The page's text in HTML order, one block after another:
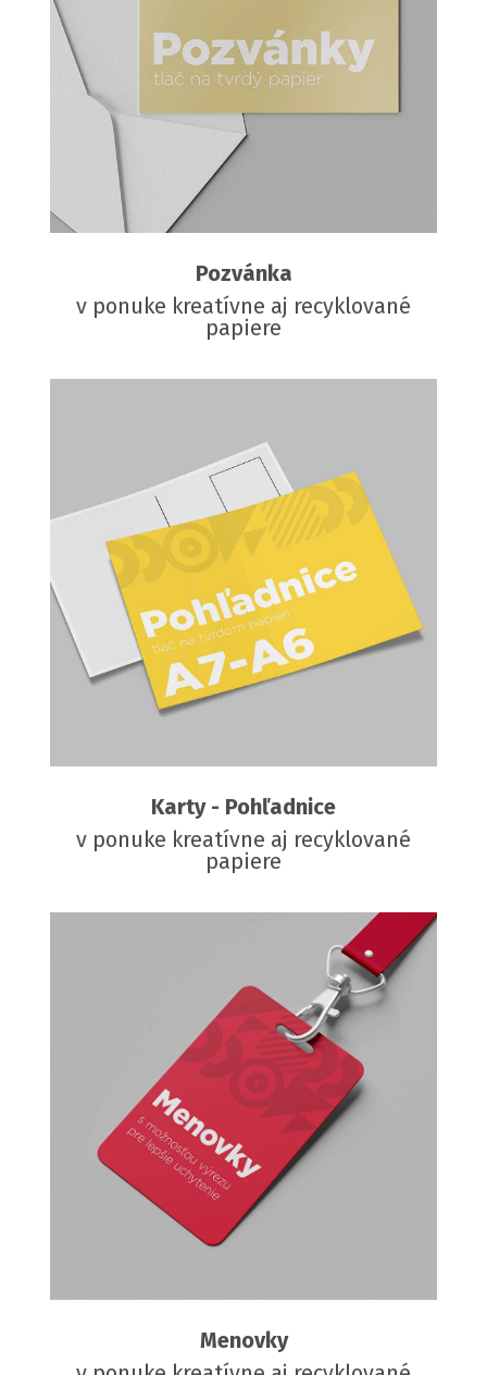
Pozvánka
v ponuke kreatívne aj recyklované
papiere
Karty - Pohľadnice
v ponuke kreatívne aj recyklované
papiere
Menovky